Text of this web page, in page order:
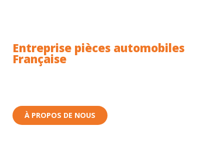
Entreprise pièces automobiles
Française
À PROPOS DE NOUS